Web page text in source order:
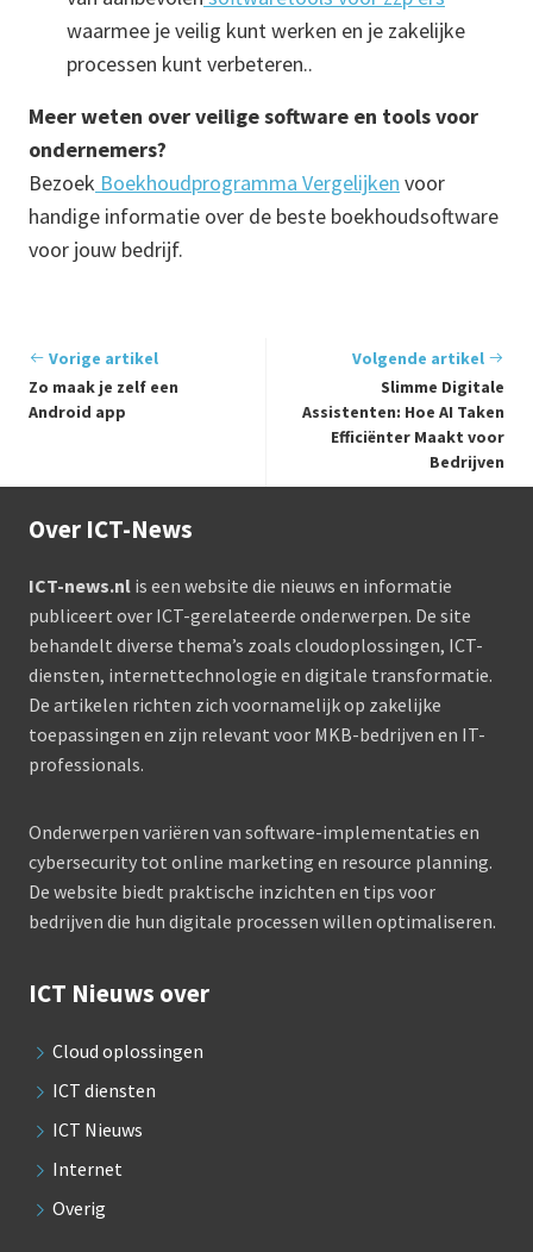
waarmee je veilig kunt werken en je zakelijke
processen kunt verbeteren..
Meer weten over veilige software en tools voor
ondernemers?
Bezoek Boekhoudprogramma Vergelijken voor
handige informatie over de beste boekhoudsoftware
voor jouw bedrijf.
Vorige artikel
Zo maak je zelf een
Android app
Volgende artikel
Slimme Digitale
Assistenten: Hoe AI Taken
Efficiënter Maakt voor
Bedrijven
Over ICT-News
ICT-news.nl is een website die nieuws en informatie
publiceert over ICT-gerelateerde onderwerpen. De site
behandelt diverse thema’s zoals cloudoplossingen, ICT-
diensten, internettechnologie en digitale transformatie.
De artikelen richten zich voornamelijk op zakelijke
toepassingen en zijn relevant voor MKB-bedrijven en IT-
professionals.
Onderwerpen variëren van software-implementaties en
cybersecurity tot online marketing en resource planning.
De website biedt praktische inzichten en tips voor
bedrijven die hun digitale processen willen optimaliseren.
ICT Nieuws over
Cloud oplossingen
ICT diensten
ICT Nieuws
Internet
Overig